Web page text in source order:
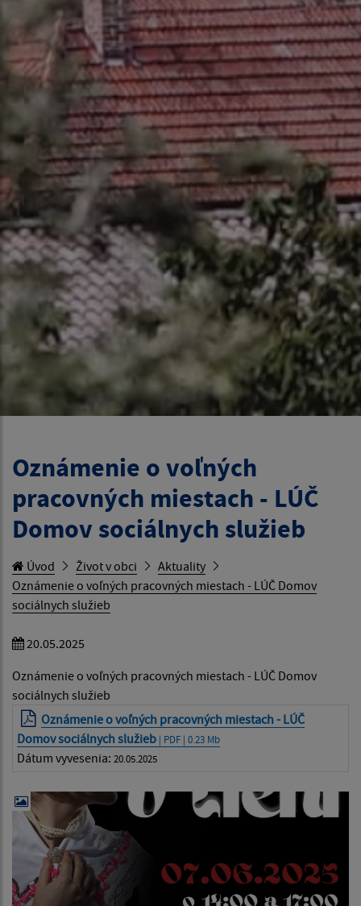
Oznámenie o voľných
pracovných miestach - LÚČ
Domov sociálnych služieb
Úvod Život v obci
Aktuality
Oznámenie o voľných pracovných miestach - LÚČ Domov
sociálnych služieb
20.05.2025
Oznámenie o voľných pracovných miestach - LÚČ Domov
sociálnych služieb
Oznámenie o voľných pracovných miestach - LÚČ
Domov sociálnych služieb | PDF | 0.23 Mb
Dátum vyvesenia: 20.05.2025